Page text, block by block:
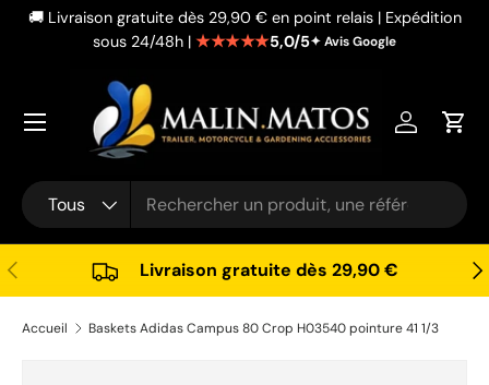
Aller au contenu
🚚 Livraison gratuite dès 29,90 € en point relais | Expédition
sous 24/48h | ★★★★★5,0/5✦ Avis Google
Recherche
Type de produit
Tous
Se
Précédent Livraison gratuite dès 29,90 €
Accueil Baskets Adidas Campus 80 Crop H03540 pointure 41 1/3